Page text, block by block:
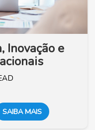
Inovação e
SAIBA MAIS